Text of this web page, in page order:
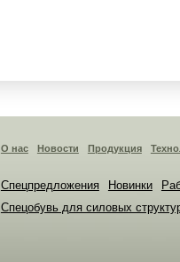
О нас Новости Продукция
Спецпредложения Новинки
Спецобувь для силовых